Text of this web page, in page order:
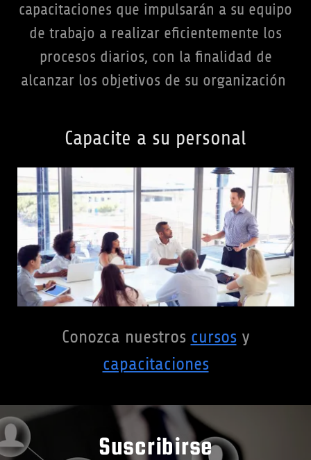
capacitaciones que impulsarán a su equipo
de trabajo a realizar eficientemente los
procesos diarios, con la finalidad de
alcanzar los objetivos de su organización
Capacite a su personal
Conozca nuestros cursosy
capacitaciones
Suscribirse